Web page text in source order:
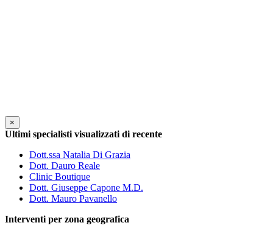
×
Ultimi specialisti visualizzati di recente
Dott.ssa Natalia Di Grazia
Dott. Dauro Reale
Clinic Boutique
Dott. Giuseppe Capone M.D.
Dott. Mauro Pavanello
Interventi per zona geografica